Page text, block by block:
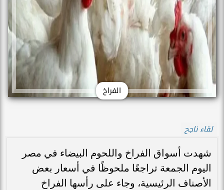
الفراخ
لقاء ناجح
شهدت أسواق الفراخ واللحوم البيضاء في مصر
اليوم الجمعة تراجعًا ملحوظًا في أسعار بعض
الأصناف الرئيسية، وجاء على رأسها الفراخ